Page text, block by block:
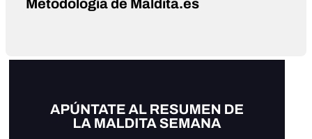
Metodología de Maldita.es